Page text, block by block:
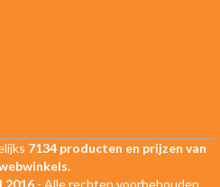
7134 producten en prijzen van
2016 - Alle rechten voorbehouden.